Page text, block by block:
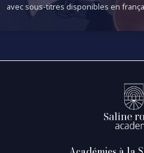
avec sous-titres disponibles en